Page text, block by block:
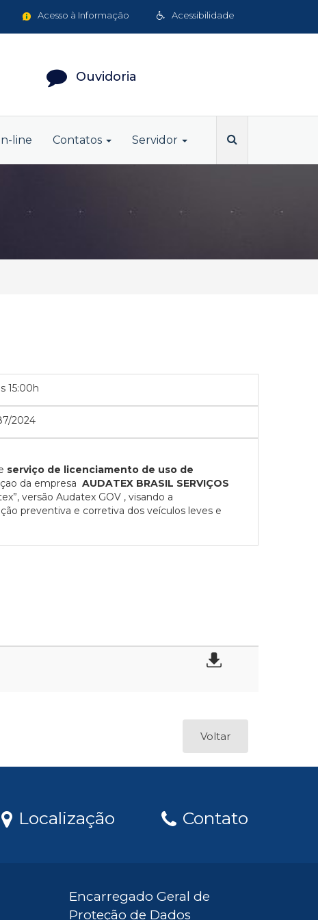
Acessibilidade
Acesso à Informação
Ouvidoria
line Contatos Servidor
15:00h
2024
serviço de licenciamento de uso de
da empresa AUDATEX BRASIL SERVIÇOS
versão Audatex GOV , visando a
preventiva e corretiva dos veículos leves e
Voltar
Localização Contato
Encarregado Geral de
Proteção de Dados